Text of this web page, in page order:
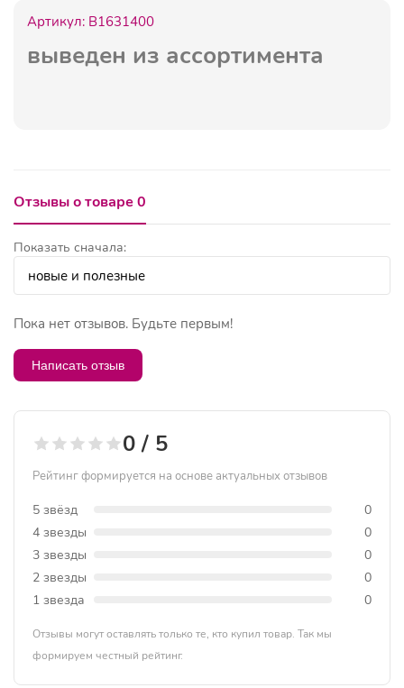
Артикул: B1631400
выведен из ассортимента
Отзывы о товаре 0
Показать сначала:
Пока нет отзывов. Будьте первым!
Написать отзыв
0 / 5
Рейтинг формируется на основе актуальных отзывов
5 звёзд
0
4 звезды
0
3 звезды
0
2 звезды
0
1 звезда
0
Отзывы могут оставлять только те, кто купил товар. Так мы
формируем честный рейтинг.